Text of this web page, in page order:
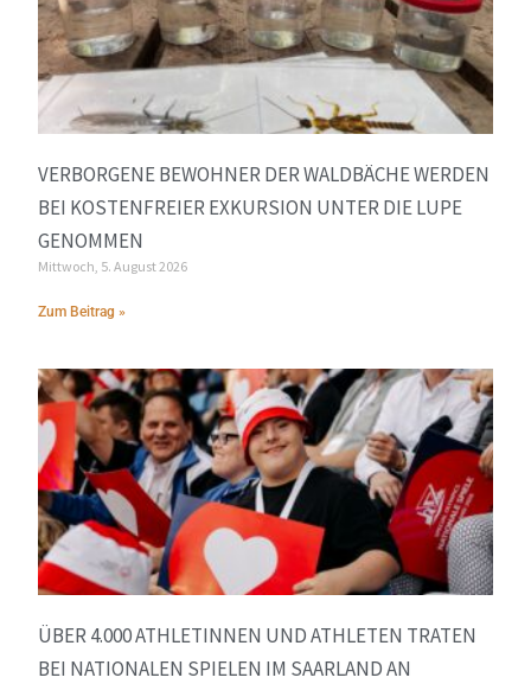
VERBORGENE BEWOHNER DER WALDBÄCHE WERDEN
BEI KOSTENFREIER EXKURSION UNTER DIE LUPE
GENOMMEN
Mittwoch, 5. August 2026
Zum Beitrag »
ÜBER 4.000 ATHLETINNEN UND ATHLETEN TRATEN
BEI NATIONALEN SPIELEN IM SAARLAND AN